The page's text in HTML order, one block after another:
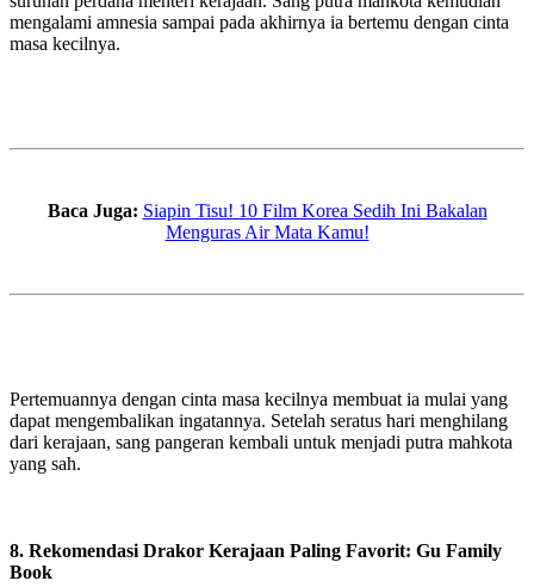
mengalami amnesia sampai pada akhirnya ia bertemu dengan cinta
masa kecilnya.
Baca Juga: Siapin Tisu! 10 Film Korea Sedih Ini Bakalan
Menguras Air Mata Kamu!
Pertemuannya dengan cinta masa kecilnya membuat ia mulai yang
dapat mengembalikan ingatannya. Setelah seratus hari menghilang
dari kerajaan, sang pangeran kembali untuk menjadi putra mahkota
yang sah.
8. Rekomendasi Drakor Kerajaan Paling Favorit: Gu Family
Book